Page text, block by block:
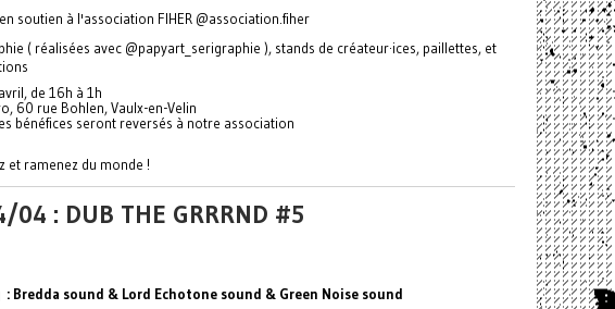
soutien à l'association FIHER @association.fiher
( réalisées avec @papyart_serigraphie ), stands de créateur·ices, paillettes, et
de 16h à 1h
60 rue Bohlen, Vaulx-en-Velin
bénéfices seront reversés à notre association
et ramenez du monde !
04 : DUB THE GRRRND #5
: Bredda sound & Lord Echotone sound & Green Noise sound